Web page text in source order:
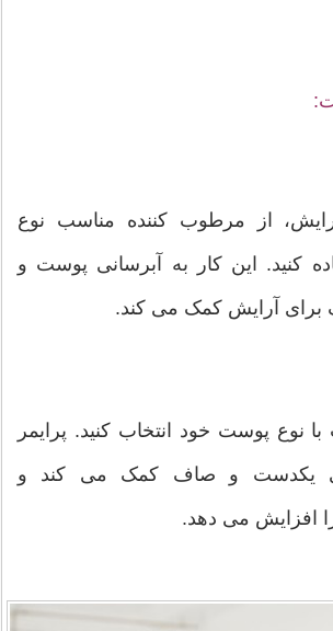
از مرطوب کننده مناسب نوع
کنید. این کار به آبرسانی پوست و
برای آرایش کمک می کند.
با نوع پوست خود انتخاب کنید. پرایمر
یکدست و صاف کمک می کند و
افزایش می دهد.